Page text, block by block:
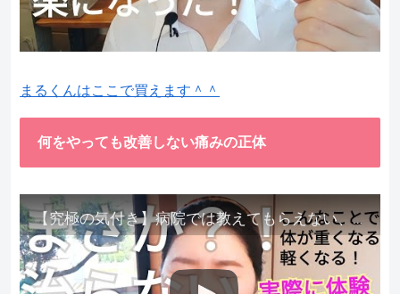
まるくんはここで買えます＾＾
何をやっても改善しない痛みの正体
【究極の気付き】病院では教えてもらえない、その長年悩んできた痛み、症状、どうして治らないのか？痛みの正体、実際に今すぐ試して知ってほしい。